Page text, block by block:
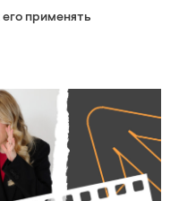
применять